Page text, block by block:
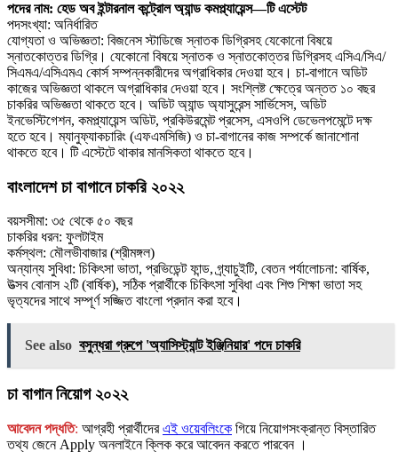
পদের নাম: হেড অব ইন্টারনাল কন্ট্রোল অ্যান্ড কমপ্ল্যায়েন্স—টি এস্টেট
পদসংখ্যা: অনির্ধারিত
যোগ্যতা ও অভিজ্ঞতা: বিজনেস স্টাডিজে স্নাতক ডিগ্রিসহ যেকোনো বিষয়ে
স্নাতকোত্তর ডিগ্রি। যেকোনো বিষয়ে স্নাতক ও স্নাতকোত্তর ডিগ্রিসহ এসিএ/সিএ/
সিএমএ/এসিএমএ কোর্স সম্পন্নকারীদের অগ্রাধিকার দেওয়া হবে। চা-বাগানে অডিট
কাজের অভিজ্ঞতা থাকলে অগ্রাধিকার দেওয়া হবে। সংশ্লিষ্ট ক্ষেত্রে অন্তত ১০ বছর
চাকরির অভিজ্ঞতা থাকতে হবে। অডিট অ্যান্ড অ্যাসুরেন্স সার্ভিসেস, অডিট
ইনভেস্টিগেশন, কমপ্ল্যায়েন্স অডিট, প্রকিউরমেন্ট প্রসেস, এসওপি ডেভেলপমেন্টে দক্ষ
হতে হবে। ম্যানুফ্যাকচারিং (এফএমসিজি) ও চা-বাগানের কাজ সম্পর্কে জানাশোনা
থাকতে হবে। টি এস্টেটে থাকার মানসিকতা থাকতে হবে।
বাংলাদেশ চা বাগানে চাকরি ২০২২
বয়সসীমা: ৩৫ থেকে ৫০ বছর
চাকরির ধরন: ফুলটাইম
কর্মস্থল: মৌলভীবাজার (শ্রীমঙ্গল)
অন্যান্য সুবিধা: চিকিৎসা ভাতা, প্রভিডেন্ট ফান্ড, গ্র্যাচুইটি, বেতন পর্যালোচনা: বার্ষিক,
উত্সব বোনাস ২টি (বার্ষিক), সঠিক প্রার্থীকে চিকিৎসা সুবিধা এবং শিশু শিক্ষা ভাতা সহ
ভৃত্যদের সাথে সম্পূর্ণ সজ্জিত বাংলো প্রদান করা হবে।
See also বসুন্ধরা গ্রুপে 'অ্যাসিস্ট্যান্ট ইঞ্জিনিয়ার' পদে চাকরি
চা বাগান নিয়োগ ২০২২
আবেদন পদ্ধতি: আগ্রহী প্রার্থীদেরএই ওয়েবলিংকে গিয়ে নিয়োগসংক্রান্ত বিস্তারিত
তথ্য জেনে Apply অনলাইনে ক্লিক করে আবেদন করতে পারবেন ।